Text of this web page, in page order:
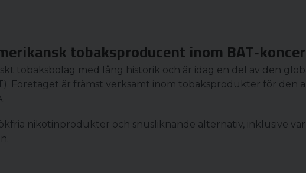
tobaksproducent inom
tobaksbolag med lång historik och är idag en del av den
Företaget är främst verksamt inom tobaksprodukter för den
nikotinprodukter och snusliknande alternativ, inklusive